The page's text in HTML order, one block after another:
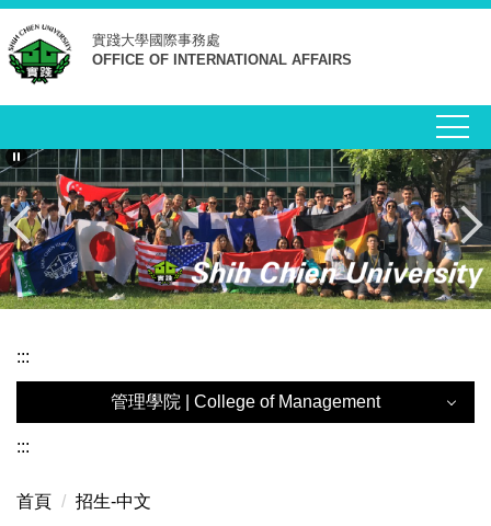
跳
到
主
要
容
區
實踐大學國際事務處
OFFICE OF INTERNATIONAL AFFAIRS
:::
管理學院 | College of Management
管理學院台北校區
:::
首頁 招生-中文